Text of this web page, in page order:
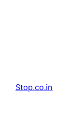
Stop.co.in